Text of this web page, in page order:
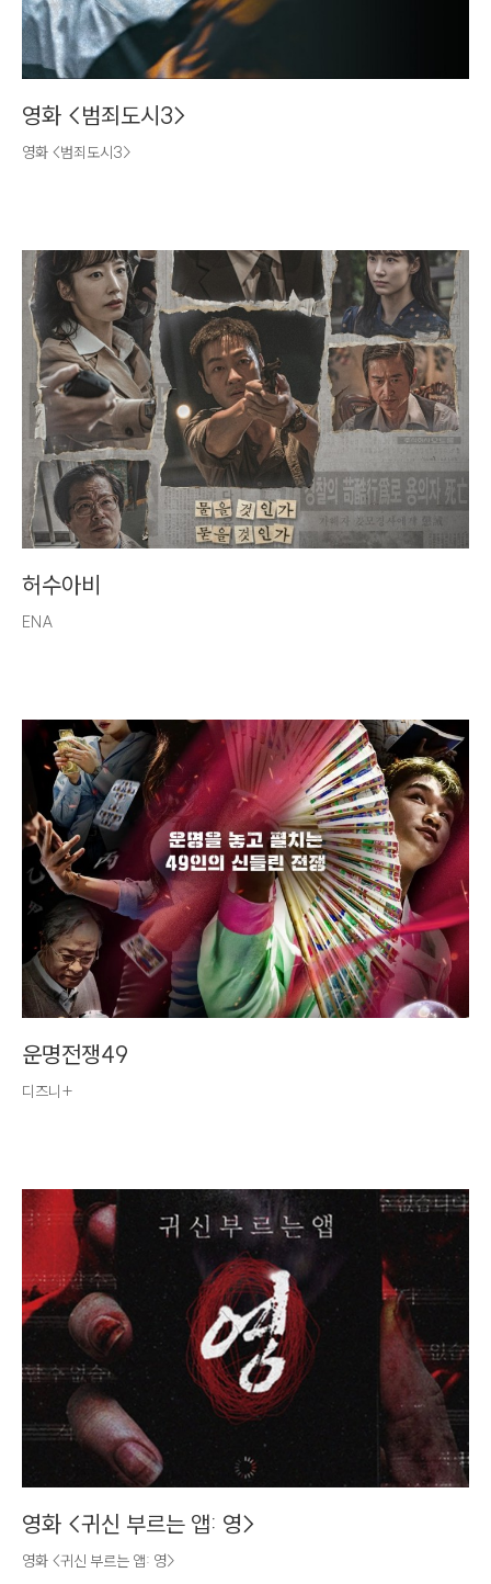
영화 <범죄도시3>
영화 <범죄도시3>
허수아비
ENA
운명전쟁49
디즈니+
영화 <귀신 부르는 앱: 영>
영화 <귀신 부르는 앱: 영>